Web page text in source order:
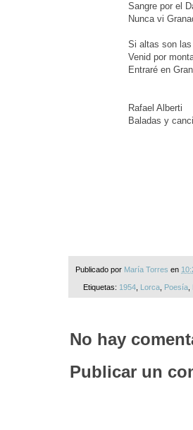
Sangre por el
Nunca vi
Si altas son
Venid por
Entraré en
Rafael Alberti
Baladas y
Publicado por María Torres en
Etiquetas: 1954, Lorca, Poesía,
No hay
Publicar un